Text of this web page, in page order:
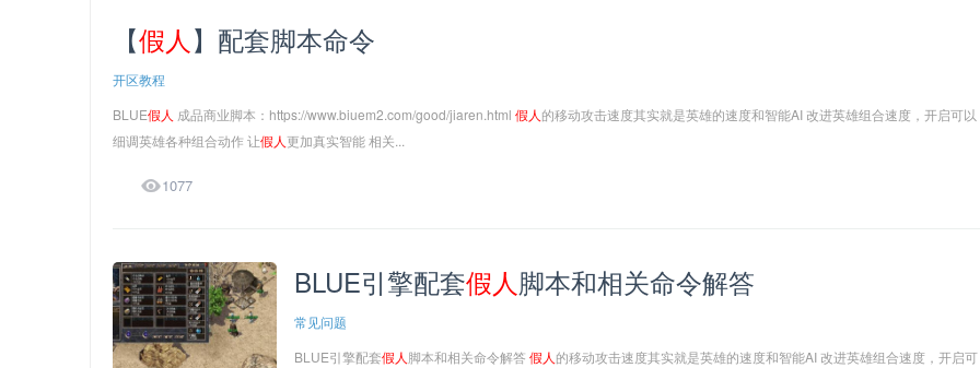
【假人 】配套脚本命令
开区教程
BLUE假人 成品商业脚本：https://www.biuem2.com/good/jiaren.html 假人 的移动攻击速度其实就是英雄的速度和智能AI 改进英雄组合速度，开启可以
细调英雄各种组合动作 让假人更加真实智能 相关...
1077
BLUE引擎配套假人脚本和相关命令解答
常见问题
BLUE引擎配套假人 脚本和相关命令解答 假人 的移动攻击速度其实就是英雄的速度和智能AI 改进英雄组合速度，开启可